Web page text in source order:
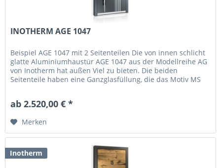
INOTHERM AGE 1047
Beispiel AGE 1047 mit 2 Seitenteilen Die von innen schlicht
glatte Aluminiumhaustür AGE 1047 aus der Modellreihe AG
von Inotherm hat außen Viel zu bieten. Die beiden
Seitenteile haben eine Ganzglasfüllung, die das Motiv MS
ab 2.520,00 € *
Merken
Inotherm